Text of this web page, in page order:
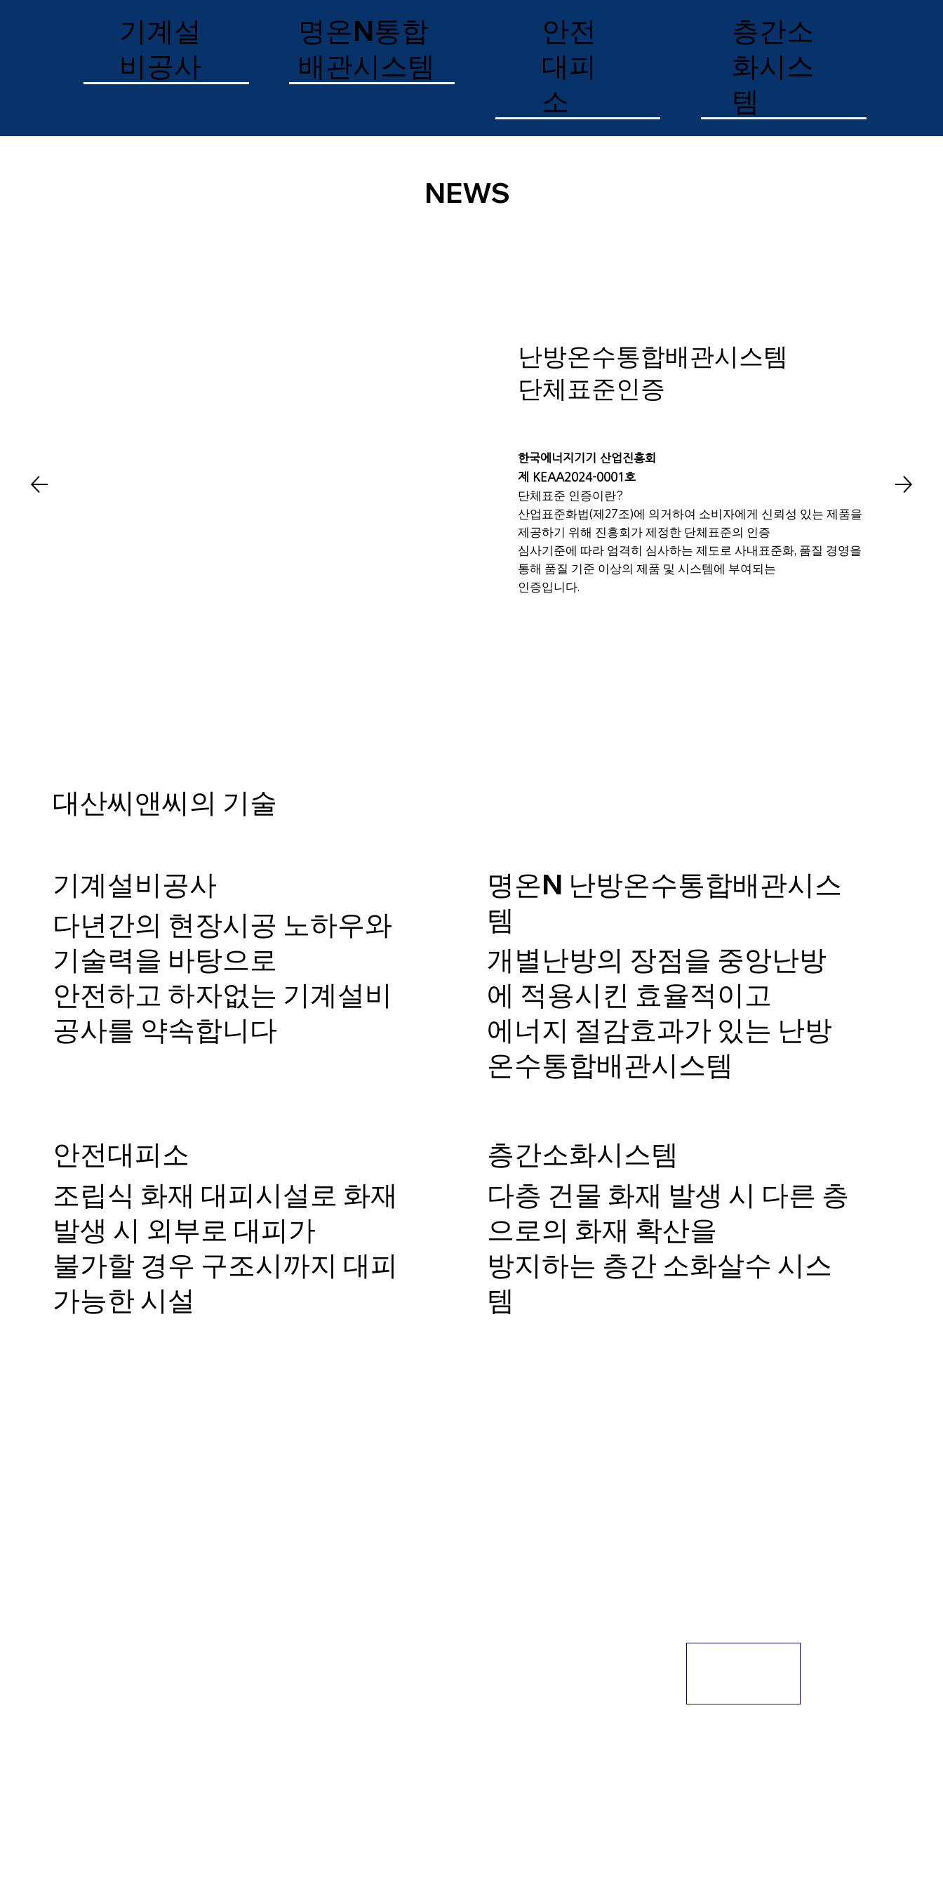
기계설
비공사
명온N통합
배관시스템
안전
대피
소
층간소
화시스
템
NEWS
난방온수통합배관시스템
단체표준인증
한국에너지기기 산업진흥회
제 KEAA2024-0001호
단체표준 인증이란?
​산업표준화법(제27조)에 의거하여 소비자에게 신뢰성 있는 제품을
제공하기 위해 진흥회가 제정한 단체표준의 인증
심사기준에 따라 엄격히 심사하는 제도로 사내표준화, 품질 경영을
통해 품질 기준 이상의 제품 및 시스템에 부여되는
인증입니다.
대산씨앤씨의 기술
기계설비공사
다년간의 현장시공 노하우와
기술력을 바탕으로
안전하고 하자없는 기계설비
공사를 약속합니다
명온N 난방온수통합배관시스
템
개별난방의 장점을 중앙난방
에 적용시킨 효율적이고
에너지 절감효과가 있는 난방
온수통합배관시스템
안전대피소
조립식 화재 대피시설로 화재
발생 시 외부로 대피가
불가할 경우 구조시까지 대피
가능한 시설
층간소화시스템
다층 건물 화재 발생 시 다른 층
으로의 화재 확산을
방지하는 층간 소화살수 시스
템